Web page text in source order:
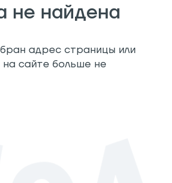
не найдена
адрес страницы или
сайте больше не